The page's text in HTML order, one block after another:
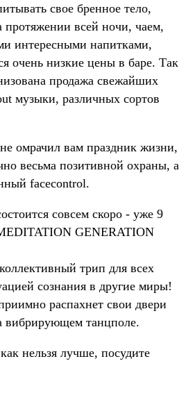
свое бренное тело,
протяжении всей ночи, чаем,
интересными напитками,
очень низкие цены в баре. Так
продажа свежайших
музыки, различных сортов
омрачил вам праздник жизни,
весьма позитивной охраны, а
facecontrol.
совсем скоро - уже 9
GENERATION
трип для всех
сознания в другие миры!
распахнет свои двери
вибрирующем танцполе.
нельзя лучше, посудите